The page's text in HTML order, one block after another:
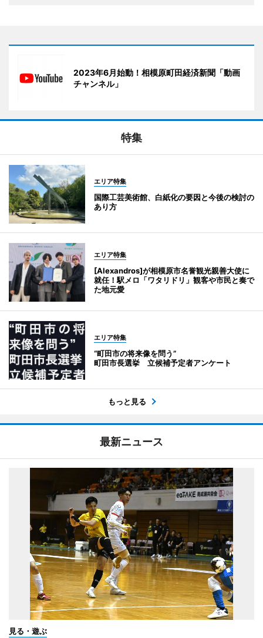
2023年6月始動！相模原町田経済新聞「動画
チャンネル」
特集
エリア特集
国際工芸美術館、白紙化の要因と今後の検討の
あり方
エリア特集
[Alexandros]が相模原市名誉観光親善大使に
就任！駅メロ「ワタリドリ」観客や市民と奏で
た地元愛
エリア特集
“町田市の将来像を問う”
町田市長選挙 立候補予定者アンケート
もっと見る
最新ニュース
見る・遊ぶ